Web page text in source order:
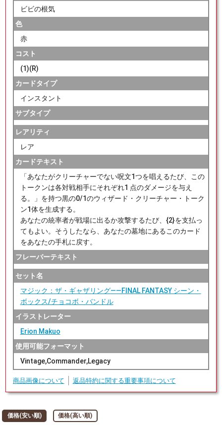
ビビの根気
色
赤
コスト
(1)(R)
カードタイプ
インスタント
サブタイプ
レアリティ
レア
カードテキスト
「あなたがクリーチャーでない呪文1つを唱えるたび、この
トークンは各対戦相手にそれぞれ1 点のダメージを与え
る。」を持つ黒の0/1のウィザード・クリーチャー・トーク
ン1体を生成する。
あなたの統率者が戦場に出るか攻撃するたび、{2}を支払っ
てもよい。そうしたなら、あなたの墓地にあるこのカード
をあなたの手札に戻す。
フレーバーテキスト
セット名
マジック：ザ・ギャザリング——FINAL FANTASY シーン・
ボックス/チョコボ・バンドル
イラストレーター
Erion Makuo
使用可能フォーマット
Vintage,Commander,Legacy
商品画像について 返品特約に関する重要事項について
価格(安い順) 価格(高い順)